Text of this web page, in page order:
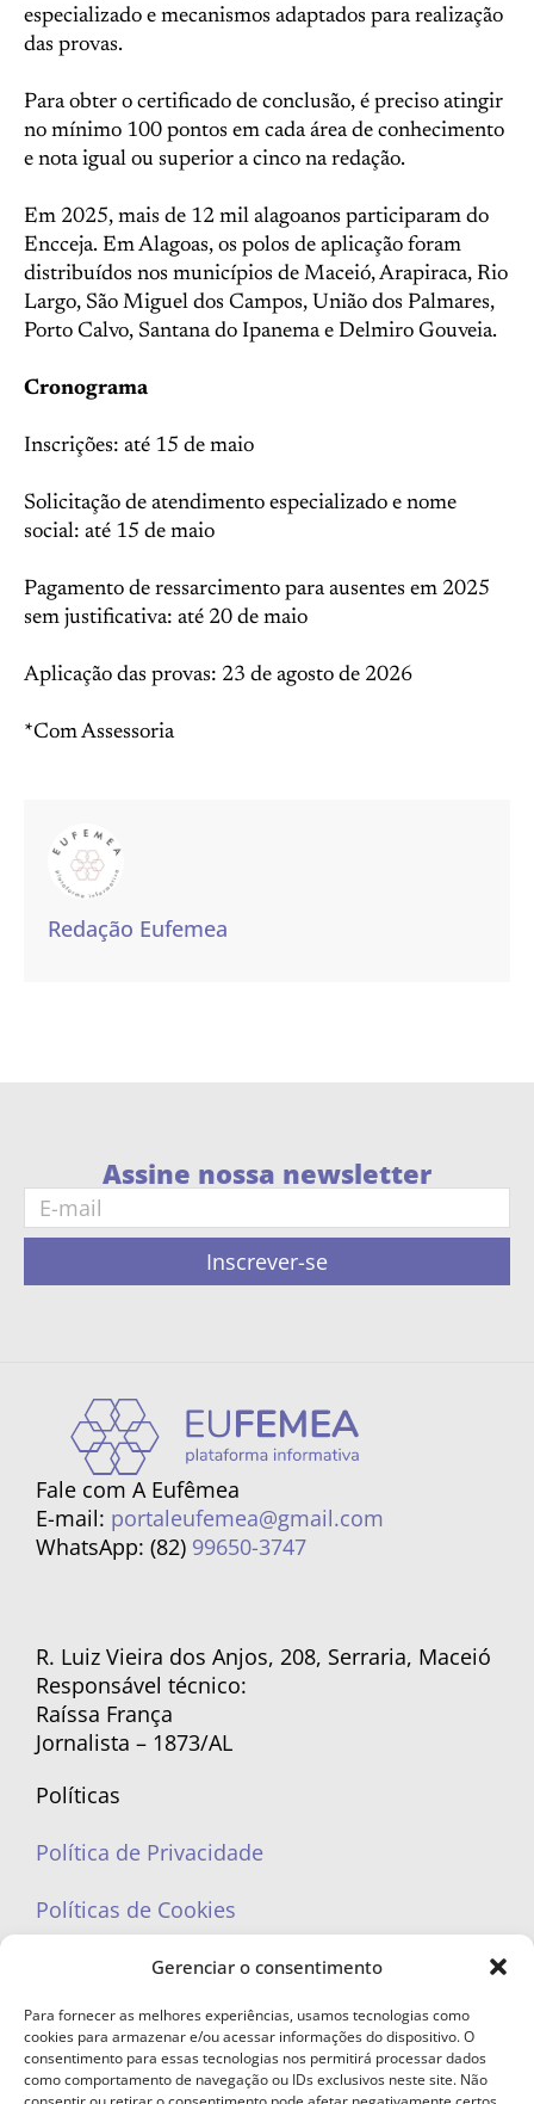
Gerenciar o consentimento
Para fornecer as melhores experiências, usamos tecnologias como
cookies para armazenar e/ou acessar informações do dispositivo. O
consentimento para essas tecnologias nos permitirá processar dados
como comportamento de navegação ou IDs exclusivos neste site. Não
especializado e mecanismos adaptados para realização
das provas.
Para obter o certificado de conclusão, é preciso atingir
no mínimo 100 pontos em cada área de conhecimento
e nota igual ou superior a cinco na redação.
Em 2025, mais de 12 mil alagoanos participaram do
Encceja. Em Alagoas, os polos de aplicação foram
distribuídos nos municípios de Maceió, Arapiraca, Rio
Largo, São Miguel dos Campos, União dos Palmares,
Porto Calvo, Santana do Ipanema e Delmiro Gouveia.
Cronograma
Inscrições: até 15 de maio
Solicitação de atendimento especializado e nome
social: até 15 de maio
Pagamento de ressarcimento para ausentes em 2025
sem justificativa: até 20 de maio
Aplicação das provas: 23 de agosto de 2026
*Com Assessoria
Redação Eufemea
Assine nossa newsletter
Inscrever-se
Fale com A Eufêmea
E-mail: portaleufemea@gmail.com
WhatsApp: (82) 99650-3747
R. Luiz Vieira dos Anjos, 208, Serraria, Maceió
Responsável técnico:
Raíssa França
Jornalista – 1873/AL
Políticas
Política de Privacidade
Políticas de Cookies
portaleufemea@gmail.com